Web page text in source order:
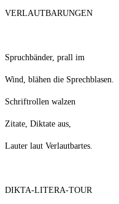
VERLAUTBARUNGEN
Spruchbänder, prall im
Wind, blähen die Sprechblasen.
Schriftrollen walzen
Zitate, Diktate aus,
Lauter laut Verlautbartes.
DIKTA-LITERA-TOUR